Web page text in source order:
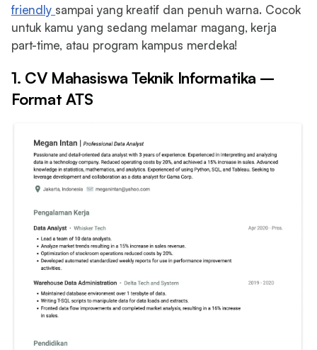
friendly sampai yang kreatif dan penuh warna. Cocok
untuk kamu yang sedang melamar magang, kerja
part-time, atau program kampus merdeka!
1. CV Mahasiswa Teknik Informatika –
Format ATS